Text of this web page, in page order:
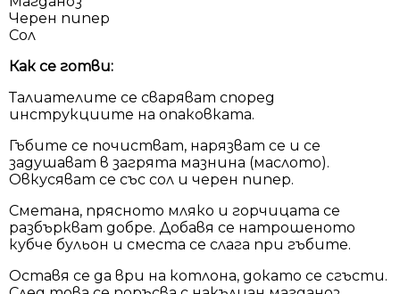
Черен пипер
Сол
Как се готви:
Талиателите се сваряват според
инструкциите на опаковката.
Гъбите се почистват, нарязват се и се
задушават в загрята мазнина (маслото).
Овкусяват се със сол и черен пипер.
Сметана, прясното мляко и горчицата се
разбъркват добре. Добавя се натрошеното
кубче бульон и сместа се слага при гъбите.
Оставя се да ври на котлона, докато се сгъсти.